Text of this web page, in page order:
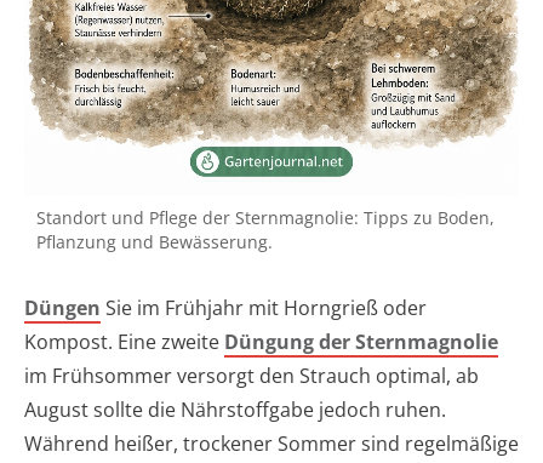
Standort und Pflege der Sternmagnolie: Tipps zu Boden,
Pflanzung und Bewässerung.
Düngen Sie im Frühjahr mit Horngrieß oder
Kompost. Eine zweite Düngung der Sternmagnolie
im Frühsommer versorgt den Strauch optimal, ab
August sollte die Nährstoffgabe jedoch ruhen.
Während heißer, trockener Sommer sind regelmäßige